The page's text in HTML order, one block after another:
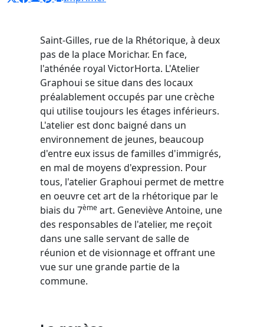
Saint-Gilles, rue de la Rhétorique, à deux
pas de la place Morichar. En face,
l'athénée royal VictorHorta. L'Atelier
Graphoui se situe dans des locaux
préalablement occupés par une crèche
qui utilise toujours les étages inférieurs.
L'atelier est donc baigné dans un
environnement de jeunes, beaucoup
d'entre eux issus de familles d'immigrés,
en mal de moyens d'expression. Pour
tous, l'atelier Graphoui permet de mettre
en oeuvre cet art de la rhétorique par le
biais du 7ème art. Geneviève Antoine, une
des responsables de l'atelier, me reçoit
dans une salle servant de salle de
réunion et de visionnage et offrant une
vue sur une grande partie de la
commune.